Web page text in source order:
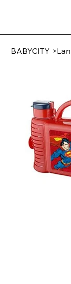
BABYCITY >